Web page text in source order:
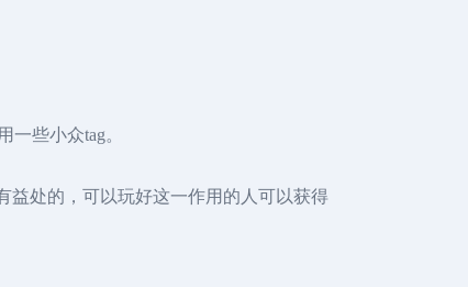
些小众tag。
益处的，可以玩好这一作用的人可以获得